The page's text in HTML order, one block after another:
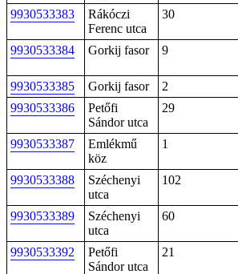
9930533383
Rákóczi
Ferenc utca
30
9930533384 Gorkij fasor 9
9930533385 Gorkij fasor 2
9930533386
Petőfi
Sándor utca
29
9930533387
Emlékmű
köz
1
9930533388
Széchenyi
utca
102
9930533389
Széchenyi
utca
60
9930533392
Petőfi
Sándor utca
21